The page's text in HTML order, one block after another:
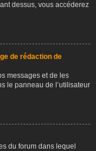
dessus, vous accéderez
de rédaction de
messages et de les
le panneau de l’utilisateur
du forum dans lequel